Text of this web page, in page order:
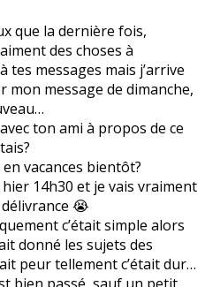
que la dernière fois,
des choses à
messages mais j’arrive
mon message de dimanche,
ton ami à propos de ce
vacances bientôt?
14h30 et je vais vraiment
😭
c’était simple alors
donné les sujets des
peur tellement c’était dur…